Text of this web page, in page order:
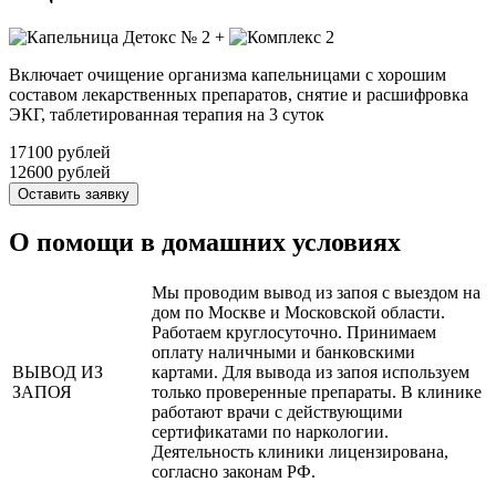
+
Включает очищение организма капельницами с хорошим
составом лекарственных препаратов, снятие и расшифровка
ЭКГ, таблетированная терапия на 3 суток
17100 рублей
12600 рублей
Оставить заявку
О помощи в домашних условиях
ВЫВОД ИЗ
ЗАПОЯ
Мы проводим вывод из запоя с выездом на
дом по Москве и Московской области.
Работаем круглосуточно. Принимаем
оплату наличными и банковскими
картами. Для вывода из запоя используем
только проверенные препараты. В клинике
работают врачи с действующими
сертификатами по наркологии.
Деятельность клиники лицензирована,
согласно законам РФ.